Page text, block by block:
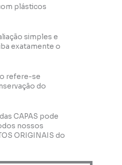
plásticos
simples e
exatamente o
refere-se
do
CAPAS pode
nossos
ORIGINAIS do